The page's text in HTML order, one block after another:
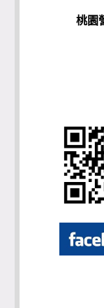
桃園